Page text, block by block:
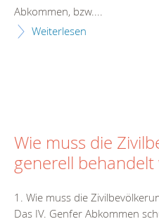
Abkommen, bzw....
Weiterlesen
Wie muss die
generell behandelt
1. Wie muss die
Das IV. Genfer Abkommen